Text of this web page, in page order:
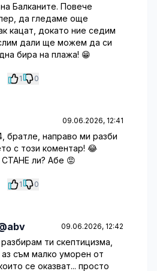
Балканите. Повече
да гледаме още
кацат, докато ние седим
дали ще можем да си
бира на плажа! 😁
1 0
09.06.2026, 12:41
братле, направо ми разби
с този коментар! 😂
ли? Абе 😡
1 0
09.06.2026, 12:42
ти скептицизма,
аз съм малко уморен от
се оказват... просто